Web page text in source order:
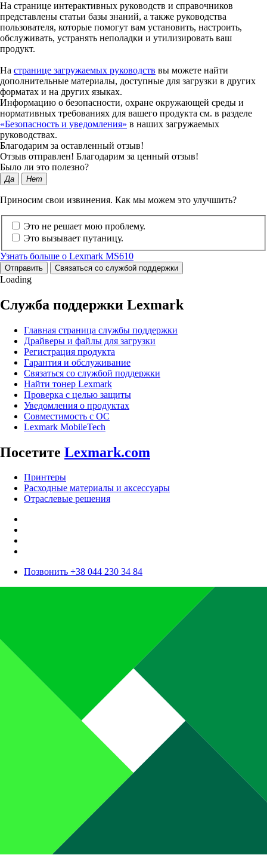
На странице интерактивных руководств и справочников
представлены статьи базы знаний, а также руководства
пользователя, которые помогут вам установить, настроить,
обслуживать, устранять неполадки и утилизировать ваш
продукт.
На странице загружаемых руководств вы можете найти
дополнительные материалы, доступные для загрузки в других
форматах и на других языках.
Информацию о безопасности, охране окружающей среды и
нормативных требованиях для вашего продукта см. в разделе
«Безопасность и уведомления» в наших загружаемых
руководствах.
Благодарим за оставленный отзыв!
Отзыв отправлен! Благодарим за ценный отзыв!
Было ли это полезно?
Да Нет
Приносим свои извинения. Как мы можем это улучшить?
Это не решает мою проблему.
Это вызывает путаницу.
Узнать больше о Lexmark MS610
Отправить Связаться со службой поддержки
Loading
Служба поддержки Lexmark
Главная страница службы поддержки
Драйверы и файлы для загрузки
Регистрация продукта
Гарантия и обслуживание
Связаться со службой поддержки
Найти тонер Lexmark
Проверка с целью защиты
Уведомления о продуктах
Совместимость с ОС
Lexmark MobileTech
Посетите Lexmark.com
Принтеры
Расходные материалы и аксессуары
Отраслевые решения
Позвонить +38 044 230 34 84